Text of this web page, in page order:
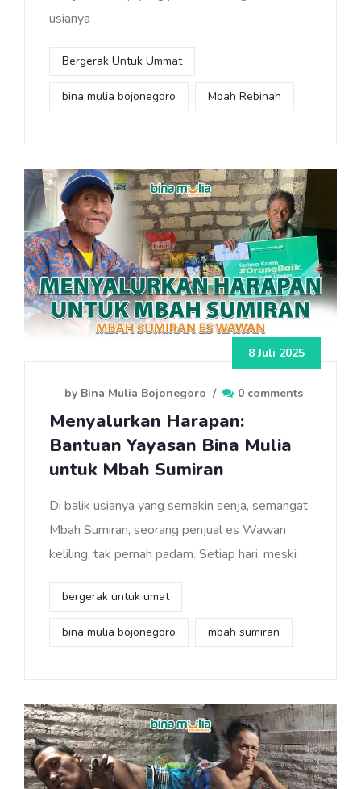
usianya
Bergerak Untuk Ummat
bina mulia bojonegoro Mbah Rebinah
8 Juli 2025
by Bina Mulia Bojonegoro / 0 comments
Menyalurkan Harapan:
Bantuan Yayasan Bina Mulia
untuk Mbah Sumiran
Di balik usianya yang semakin senja, semangat
Mbah Sumiran, seorang penjual es Wawan
keliling, tak pernah padam. Setiap hari, meski
bergerak untuk umat
bina mulia bojonegoro mbah sumiran